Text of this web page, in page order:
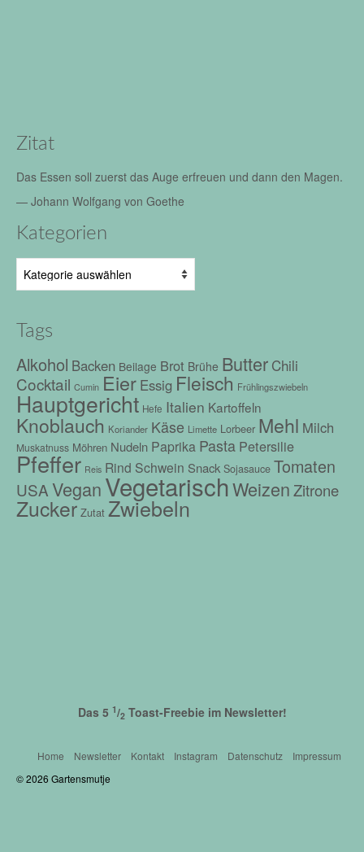
Zitat
Das Essen soll zuerst das Auge erfreuen und dann den Magen.
— Johann Wolfgang von Goethe
Kategorien
Tags
Alkohol Backen Beilage Brot Brühe Butter Chili
Cocktail Cumin Eier Essig Fleisch Frühlingszwiebeln
Hauptgericht Hefe Italien Kartoffeln
Knoblauch Koriander Käse Limette Lorbeer Mehl Milch
Muskatnuss Möhren Nudeln Paprika Pasta Petersilie
Pfeffer Reis Rind Schwein Snack Sojasauce Tomaten
USA VeganVegetarischWeizenZitrone
Zucker Zutat Zwiebeln
Das 5 1/2Toast-Freebie im Newsletter!
Home Newsletter Kontakt Instagram Datenschutz
Impressum
© 2026 Gartensmutje